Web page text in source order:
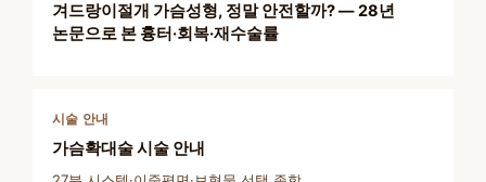
겨드랑이절개 가슴성형, 정말 안전할까? — 28년
논문으로 본 흉터·회복·재수술률
시술 안내
가슴확대술 시술 안내